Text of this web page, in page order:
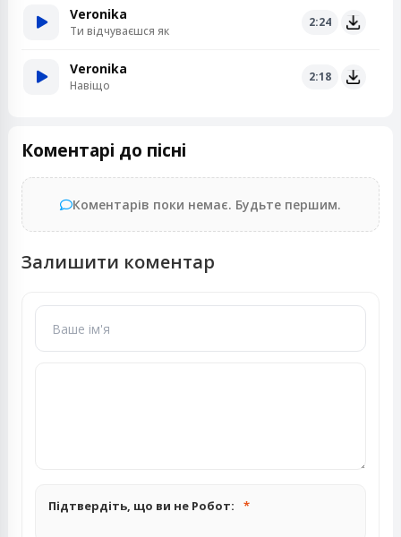
Veronika
Ти відчуваєшся як
2:24
Veronika
Навіщо
2:18
Коментарі до пісні
Коментарів поки немає. Будьте першим.
Залишити коментар
Підтвердіть, що ви не Робот: